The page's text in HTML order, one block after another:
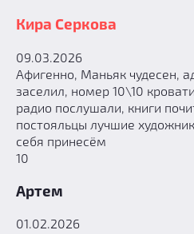
Кира Серкова
09.03.2026
Афигенно, Маньяк чудесен,
заселил, номер 10\10
радио послушали, книги
постояльцы лучшие
себя принесём
10
Артем
01.02.2026